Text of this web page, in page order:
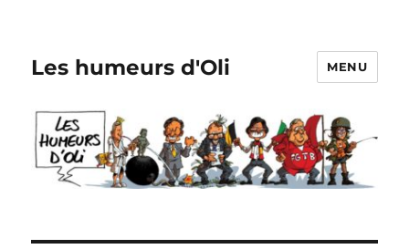
Les humeurs d'Oli MENU